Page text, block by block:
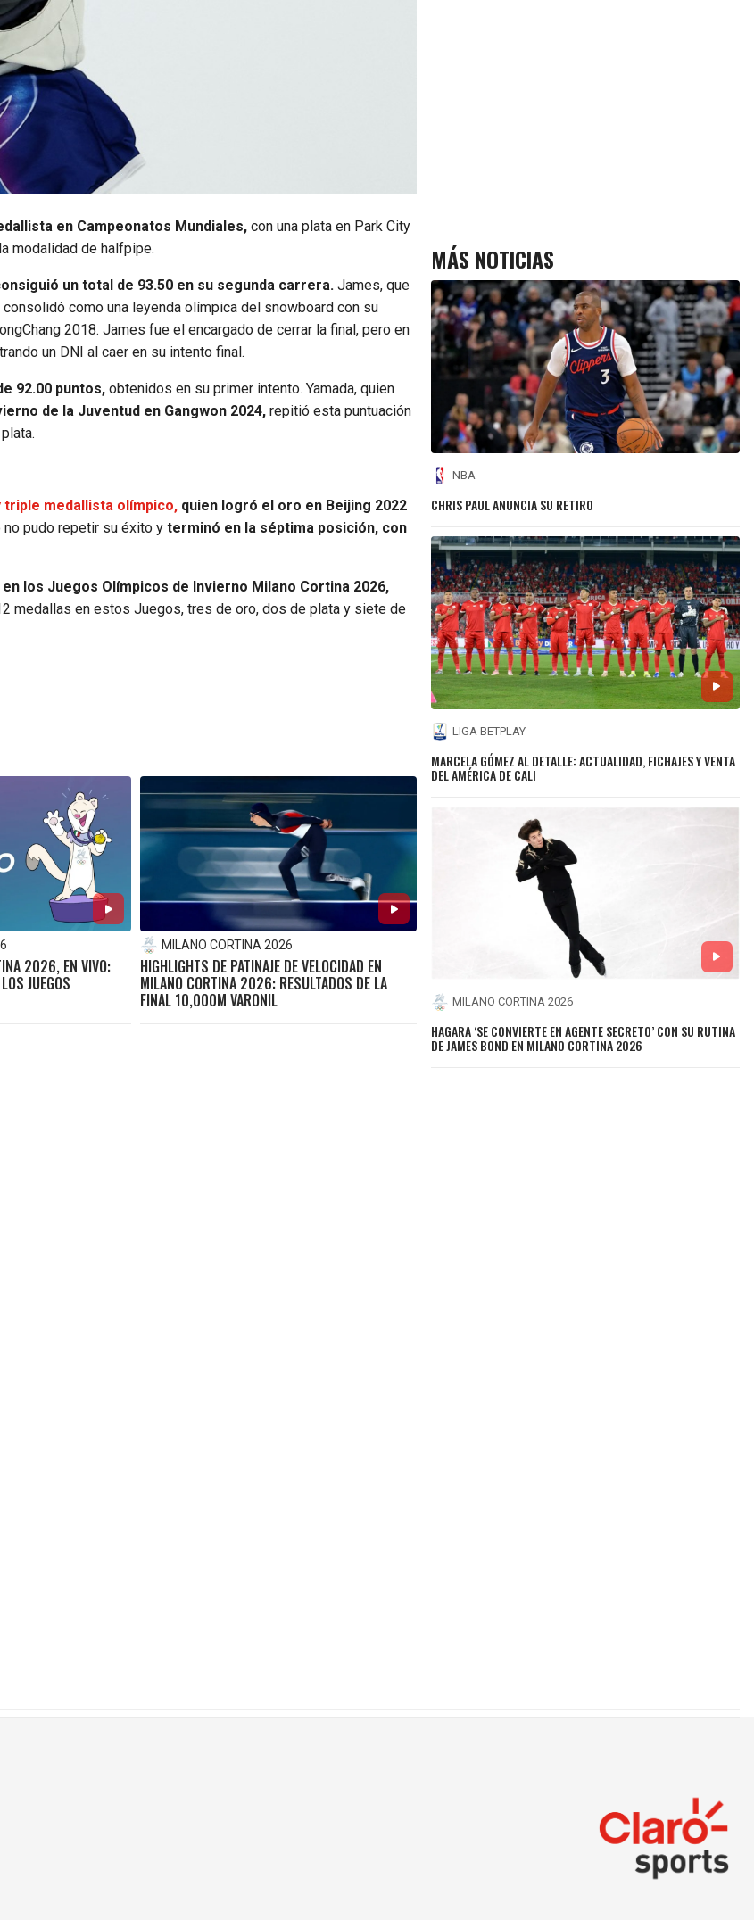
en Campeonatos Mundiales, con una plata en Park City
modalidad de halfpipe.
un total de 93.50 en su segunda carrera. James, que
como una leyenda olímpica del snowboard con su
2018. James fue el encargado de cerrar la final, pero en
un DNI al caer en su intento final.
92.00 puntos, obtenidos en su primer intento. Yamada, quien
de la Juventud en Gangwon 2024, repitió esta puntuación
triple medallista olímpico, quien logró el oro en Beijing 2022
no pudo repetir su éxito y terminó en la séptima posición, con
los Juegos Olímpicos de Invierno Milano Cortina 2026,
medallas en estos Juegos, tres de oro, dos de plata y siete de
2026, EN VIVO:
JUEGOS
MILANO CORTINA 2026
HIGHLIGHTS DE PATINAJE DE VELOCIDAD EN
MILANO CORTINA 2026: RESULTADOS DE LA
FINAL 10,000M VARONIL
MÁS NOTICIAS
NBA
CHRIS PAUL ANUNCIA SU RETIRO
LIGA BETPLAY
MARCELA GÓMEZ AL DETALLE: ACTUALIDAD, FICHAJES Y VENTA
DEL AMÉRICA DE CALI
MILANO CORTINA 2026
HAGARA ‘SE CONVIERTE EN AGENTE SECRETO’ CON SU RUTINA
DE JAMES BOND EN MILANO CORTINA 2026